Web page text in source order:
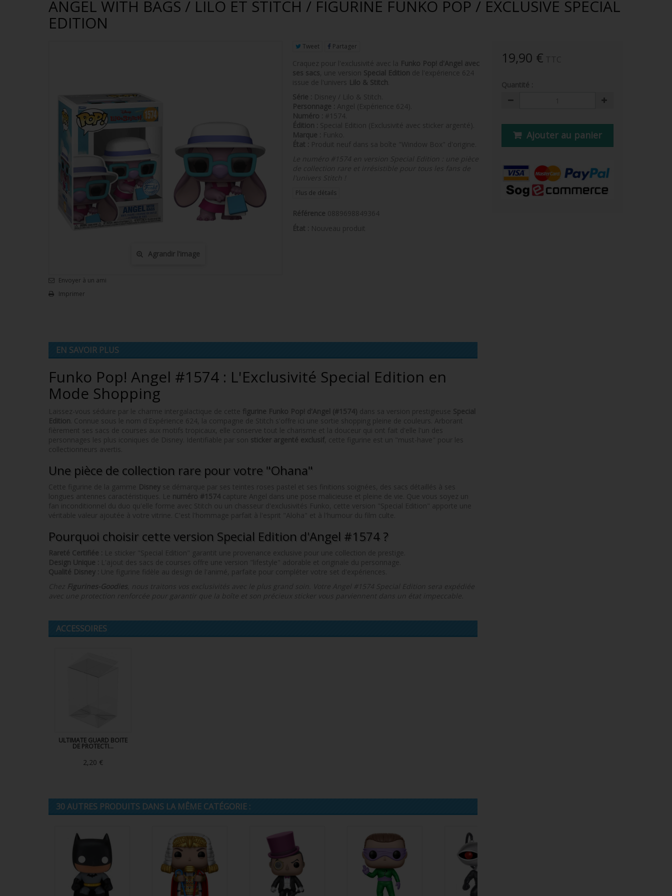
ANGEL WITH BAGS / LILO ET STITCH / FIGURINE FUNKO POP / EXCLUSIVE SPECIAL
EDITION
Agrandir l'image
Envoyer à un ami
Imprimer
19,90 €
Ajouter au panier
Tweet Partager
Craquez pour l'exclusivité avec la Funko Pop! d'Angel avec
ses sacs , une version Special Edition de l'expérience 624
issue de l'univers Lilo & Stitch
Série : Disney / Lilo & Stitch.
Personnage : Angel (Expérience 624).
Numéro : #1574.
Édition : Special Edition (Exclusivité avec sticker argenté).
Marque : Funko.
État : Produit neuf dans sa boîte "Window Box" d'origine.
Le numéro #1574 en version Special Edition : une pièce
de collection rare et irrésistible pour tous les fans de
l'univers Stitch !
Plus de détails
Référence 0889698849364
État : Nouveau produit
EN SAVOIR PLUS
Funko Pop! Angel #1574 : L'Exclusivité Special Edition en
Mode Shopping
Laissez-vous séduire par le charme intergalactique de cette figurine Funko Pop! d'Angel (#1574) dans sa version prestigieuse Special
Edition . Connue sous le nom d'Expérience 624, la compagne de Stitch s'offre ici une sortie shopping pleine de couleurs. Arborant
fièrement ses sacs de courses aux motifs tropicaux, elle conserve tout le charisme et la douceur qui ont fait d'elle l'un des
personnages les plus iconiques de Disney. Identifiable par son sticker argenté exclusif, cette figurine est un "must-have" pour les
collectionneurs avertis.
Une pièce de collection rare pour votre "Ohana"
Cette figurine de la gamme Disney se démarque par ses teintes roses pastel et ses finitions soignées, des sacs détaillés à ses
longues antennes caractéristiques. Le numéro #1574 capture Angel dans une pose malicieuse et pleine de vie. Que vous soyez un
fan inconditionnel du duo qu'elle forme avec Stitch ou un chasseur d'exclusivités Funko, cette version "Special Edition" apporte une
véritable valeur ajoutée à votre vitrine. C'est l'hommage parfait à l'esprit "Aloha" et à l'humour du film culte.
Pourquoi choisir cette version Special Edition d'Angel #1574 ?
Rareté Certifiée : Le sticker "Special Edition" garantit une provenance exclusive pour une collection de prestige.
Design Unique : L'ajout des sacs de courses offre une version "lifestyle" adorable et originale du personnage.
Qualité Disney : Une figurine fidèle au design de l'animé, parfaite pour compléter votre set d'expériences.
Chez
Figurines-Goodies , nous traitons vos exclusivités avec le plus grand soin. Votre Angel #1574 Special Edition sera expédiée
avec une protection renforcée pour garantir que la boîte et son précieux sticker vous parviennent dans un état impeccable.
ACCESSOIRES
ULTIMATE GUARD BOITE
DE PROTECTI...
2,20 €
30 AUTRES PRODUITS DANS LA MÊME CATÉGORIE :